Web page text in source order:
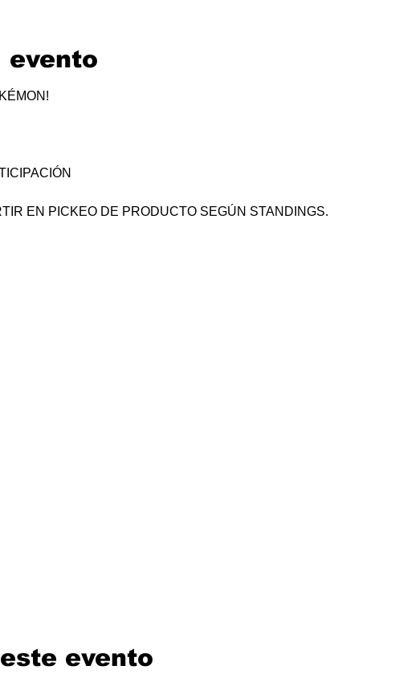
evento
EN PICKEO DE PRODUCTO SEGÚN STANDINGS.
evento